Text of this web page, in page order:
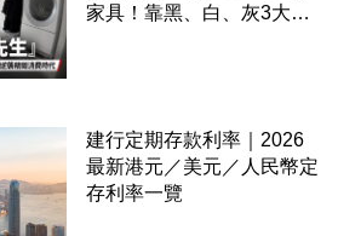
家具！靠黑、白、灰3大色
建行定期存款利率｜2026
最新港元／美元／人民幣定
存利率一覽